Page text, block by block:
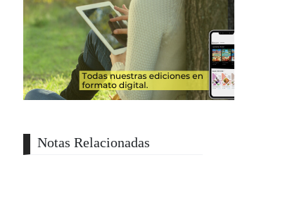
Notas Relacionadas